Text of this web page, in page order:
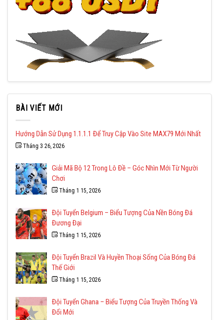
BÀI VIẾT MỚI
Hướng Dẫn Sử Dụng 1.1.1.1 Để Truy Cập Vào Site MAX79 Mới Nhất
Tháng 3 26, 2026
Giải Mã Bộ 12 Trong Lô Đề – Góc Nhìn Mới Từ Người
Chơi
Tháng 1 15, 2026
Đội Tuyển Belgium – Biểu Tượng Của Nền Bóng Đá
Đương Đại
Tháng 1 15, 2026
Đội Tuyển Brazil Và Huyền Thoại Sống Của Bóng Đá
Thế Giới
Tháng 1 15, 2026
Đội Tuyển Ghana – Biểu Tượng Của Truyền Thống Và
Đổi Mới